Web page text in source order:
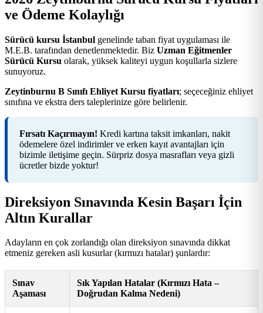
ve Ödeme Kolaylığı
Sürücü kursu İstanbul genelinde taban fiyat uygulaması ile
M.E.B. tarafından denetlenmektedir. Biz Uzman Eğitmenler
Sürücü Kursu olarak, yüksek kaliteyi uygun koşullarla sizlere
sunuyoruz.
Zeytinburnu B Sınıfı Ehliyet Kursu fiyatları; seçeceğiniz ehliyet
sınıfına ve ekstra ders taleplerinize göre belirlenir.
Fırsatı Kaçırmayın! Kredi kartına taksit imkanları, nakit
ödemelere özel indirimler ve erken kayıt avantajları için
bizimle iletişime geçin. Sürpriz dosya masrafları veya gizli
ücretler bizde yoktur!
Direksiyon Sınavında Kesin Başarı İçin
Altın Kurallar
Adayların en çok zorlandığı olan direksiyon sınavında dikkat
etmeniz gereken asli kusurlar (kırmızı hatalar) şunlardır:
Sınav
Aşaması
Sık Yapılan Hatalar (Kırmızı Hata –
Doğrudan Kalma Nedeni)